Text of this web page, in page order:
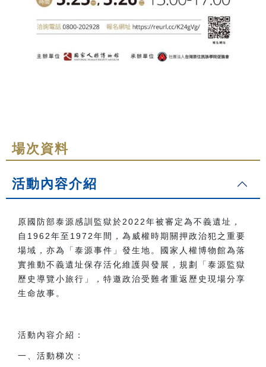
場次資料
活動內容介紹
原國防部泰源感訓監獄於2022年被審定為不義遺址，
自1962年至1972年間，為威權時期關押政治犯之重要
場域，亦為「泰源事件」發生地。國家人權博物館為落
實推動不義遺址保存活化維護與發展，規劃「泰源監獄
歷史導覽小旅行」，特邀政治受難者重返歷史現場分享
生命故事。
活動內容介紹：
一、活動梯次：